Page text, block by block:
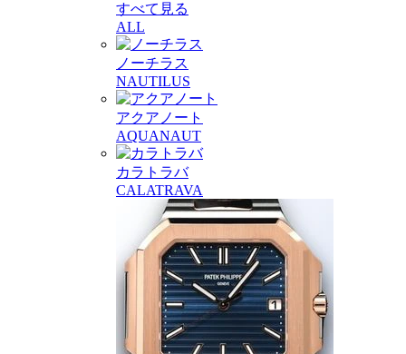
すべて見る
ALL
ノーチラス
NAUTILUS
アクアノート
AQUANAUT
カラトラバ
CALATRAVA